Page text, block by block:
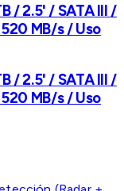
/ 2.5' / SATA III /
MB/s / Uso
/ 2.5' / SATA III /
MB/s / Uso